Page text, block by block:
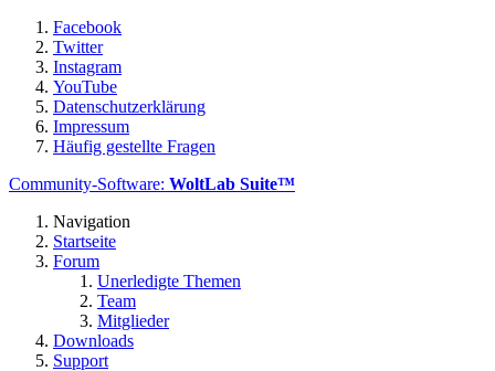
Facebook
Twitter
Instagram
YouTube
Datenschutzerklärung
Impressum
Häufig gestellte Fragen
Community-Software: WoltLab Suite™
Navigation
Startseite
Forum
Unerledigte Themen
Team
Mitglieder
Downloads
Support